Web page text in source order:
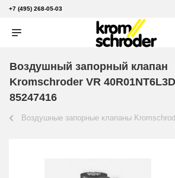
+7 (495) 268-05-03
Воздушный запорный клапан
Kromschroder VR
85247416
Воздушные запорные клапаны